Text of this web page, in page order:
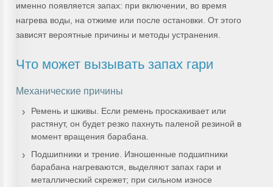
именно появляется запах: при включении, во время
нагрева воды, на отжиме или после остановки. От этого
зависят вероятные причины и методы устранения.
Что может вызывать запах гари
Механические причины
Ремень и шкивы. Если ремень проскакивает или
растянут, он будет резко пахнуть паленой резиной в
момент вращения барабана.
Подшипники и трение. Изношенные подшипники
барабана нагреваются, выделяют запах гари и
металлический скрежет; при сильном износе